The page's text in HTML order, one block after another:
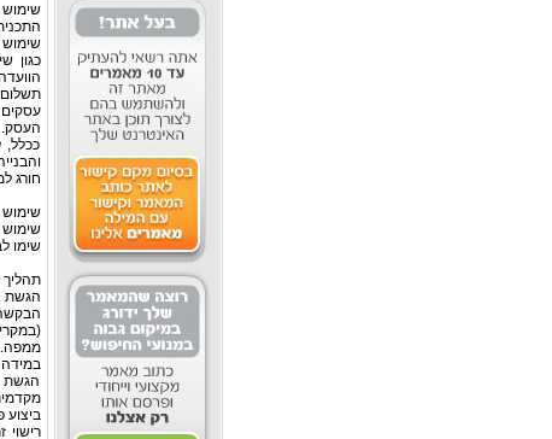
כגון
העסק.
ככלל,
חורג
שימוש
שימוש
שימו
תהליך
הגשת
ממפה.
הגשת